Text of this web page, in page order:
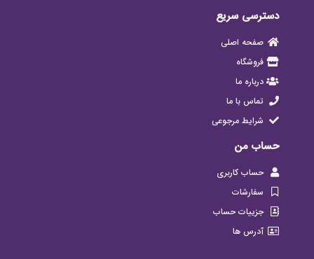
دسترسی سریع
صفحه اصلی
فروشگاه
درباره ما
تماس با ما
شرایط مرجوعی
حساب من
حساب کاربری
سفارشات
جزییات حساب
آدرس ها